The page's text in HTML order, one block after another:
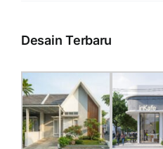
Desain Terbaru